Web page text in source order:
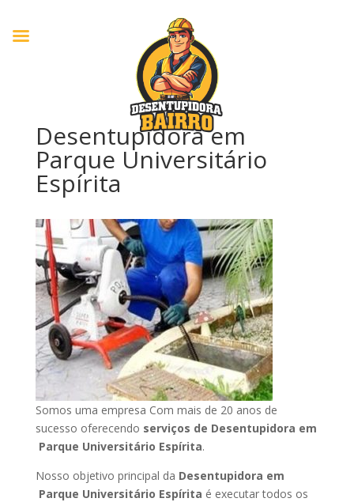
Desentupidora em
Parque Universitário
Espírita
Somos uma empresa Com mais de 20 anos de
sucesso oferecendo serviços de Desentupidora em
Parque Universitário Espírita.
Nosso objetivo principal da Desentupidora em
Parque Universitário Espírita é executar todos os